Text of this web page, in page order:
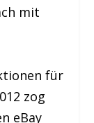
mit
für
zog
eBay